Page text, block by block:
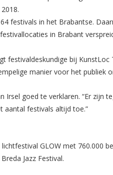
festivals in het Brabantse.
in Brabant
festivaldeskundige bij
manier voor het
Irsel goed te verklaren. “Er
aantal festivals altijd toe.”
GLOW met 760.000
Jazz Festival.